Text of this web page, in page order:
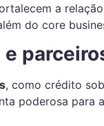
a
do core
, como crédito
poderosa para